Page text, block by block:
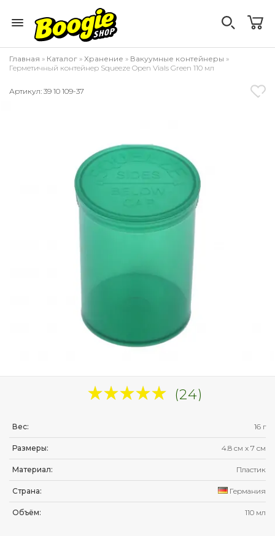
Главная » Каталог » Хранение » Вакуумные контейнеры »
Герметичный контейнер Squeeze Open Vials Green 110 мл
Артикул: 39 10 109-37
(24)
Вес: 16 г
Размеры: 4.8 см x 7 см
Материал: Пластик
Страна: Германия
Объём: 110 мл